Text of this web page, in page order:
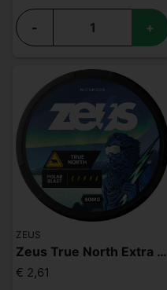
- +
ZEUS
Zeus True North Extra Strong
€ 2,61